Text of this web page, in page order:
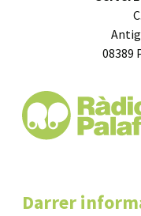
08389
Darrer